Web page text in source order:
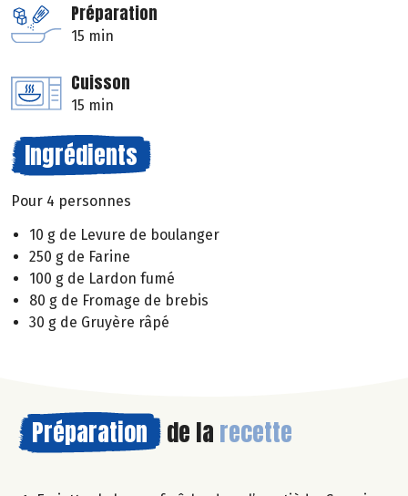
Préparation
15 min
Cuisson
15 min
Ingrédients
Pour 4 personnes
10 g de Levure de boulanger
250 g de Farine
100 g de Lardon fumé
80 g de Fromage de brebis
30 g de Gruyère râpé
Préparation de la recette